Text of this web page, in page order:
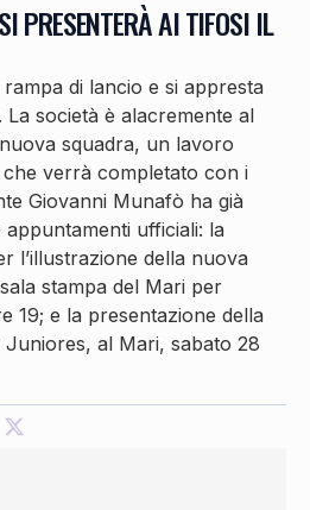
PRESENTERÀ AI TIFOSI IL
di lancio e si appresta
società è alacremente al
squadra, un lavoro
verrà completato con i
Giovanni Munafò ha già
ufficiali: la
l’illustrazione della nuova
stampa del Mari per
19; e la presentazione della
Juniores, al Mari, sabato 28